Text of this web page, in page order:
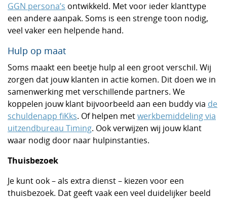
GGN persona’s ontwikkeld. Met voor ieder klanttype
een andere aanpak. Soms is een strenge toon nodig,
veel vaker een helpende hand.
Hulp op maat
Soms maakt een beetje hulp al een groot verschil. Wij
zorgen dat jouw klanten in actie komen. Dit doen we in
samenwerking met verschillende partners. We
koppelen jouw klant bijvoorbeeld aan een buddy via de
schuldenapp fiKks. Of helpen metwerkbemiddeling via
uitzendbureau Timing. Ook verwijzen wij jouw klant
waar nodig door naar hulpinstanties.
Thuisbezoek
Je kunt ook – als extra dienst – kiezen voor een
thuisbezoek. Dat geeft vaak een veel duidelijker beeld